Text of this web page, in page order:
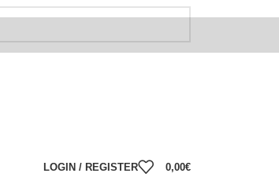
LOGIN / REGISTER 0,00€